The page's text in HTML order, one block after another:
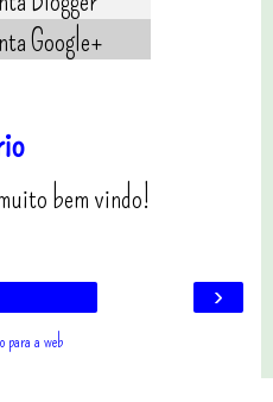
Google+
bem vindo!
›
para a web